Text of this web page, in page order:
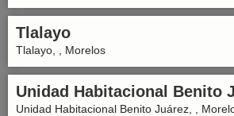
Tlalayo
Tlalayo, , Morelos
Unidad Habitacional Benito
Unidad Habitacional Benito Juárez, ,